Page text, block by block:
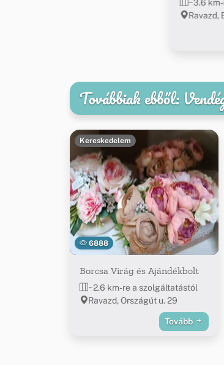
~3.6
Ravazd,
Továbbiak ebből:
6888
Kereskedelem
Borcsa Virág és Ajándékbolt
~2.6 km-re a szolgáltatástól
Ravazd, Országút u. 29
Tovább